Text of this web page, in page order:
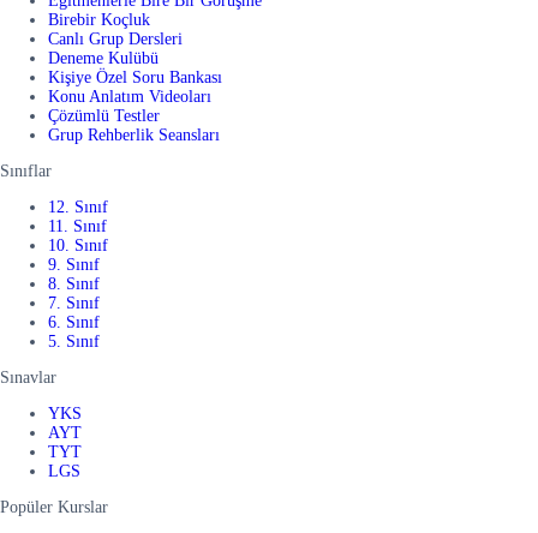
Birebir Koçluk
Canlı Grup Dersleri
Deneme Kulübü
Kişiye Özel Soru Bankası
Konu Anlatım Videoları
Çözümlü Testler
Grup Rehberlik Seansları
Sınıflar
12. Sınıf
11. Sınıf
10. Sınıf
9. Sınıf
8. Sınıf
7. Sınıf
6. Sınıf
5. Sınıf
Sınavlar
YKS
AYT
TYT
LGS
Popüler Kurslar